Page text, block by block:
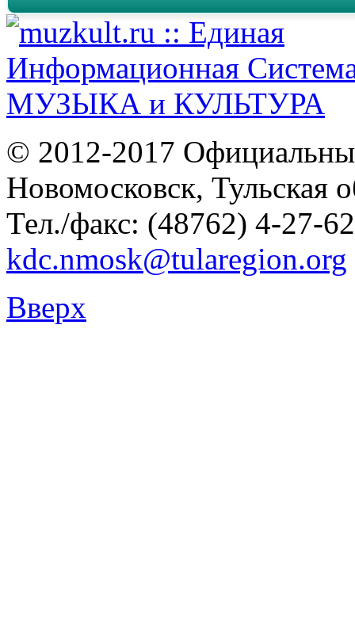
© 2012-2017
Новомосковск, Тульская
Тел./факс: (48762) 4-27-
kdc.nmosk@tularegion.org
Вверх